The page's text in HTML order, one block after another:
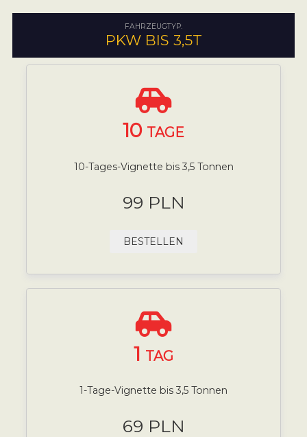
FAHRZEUGTYP:
PKW BIS 3,5T
10 TAGE
10-Tages-Vignette bis 3,5 Tonnen
99 PLN
BESTELLEN
1 TAG
1-Tage-Vignette bis 3,5 Tonnen
69 PLN